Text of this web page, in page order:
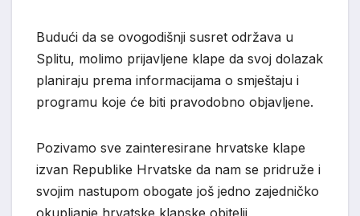
Budući da se ovogodišnji susret održava u
Splitu, molimo prijavljene klape da svoj dolazak
planiraju prema informacijama o smještaju i
programu koje će biti pravodobno objavljene.
Pozivamo sve zainteresirane hrvatske klape
izvan Republike Hrvatske da nam se pridruže i
svojim nastupom obogate još jedno zajedničko
okupljanje hrvatske klapske obitelji.